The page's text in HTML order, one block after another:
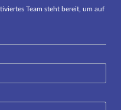
Team steht bereit, um auf